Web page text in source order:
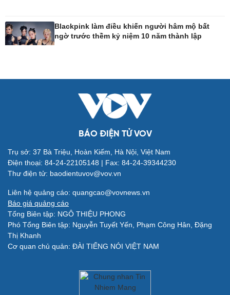
Quân sự - Quốc phòng
Vũ khí
Việt Nam
Phân tích
Blackpink làm điều khiến người hâm mộ bất
ngờ trước thềm kỷ niệm 10 năm thành lập
BÁO ĐIỆN TỬ VOV
Trụ sở: 37 Bà Triệu, Hoàn Kiếm, Hà Nội, Việt Nam
Điện thoại: 84-24-22105148 | Fax: 84-24-39344230
Thư điện tử: baodientuvov@vov.vn
Liên hệ quảng cáo: quangcao@vovnews.vn
Báo giá quảng cáo
Tổng Biên tập: NGÔ THIỆU PHONG
Phó Tổng Biên tập: Nguyễn Tuyết Yến, Phạm Công Hân, Đặng
Thị Khanh
Cơ quan chủ quản: ĐÀI TIẾNG NÓI VIỆT NAM